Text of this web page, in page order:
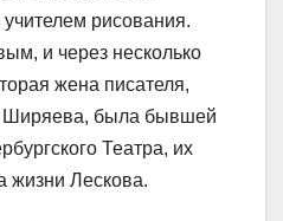
рисования.
и через несколько
жена писателя,
Ширяева, была бывшей
Театра, их
жизни Лескова.